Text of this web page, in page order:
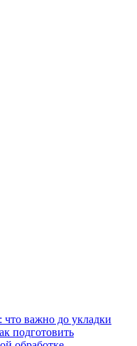
что важно до укладки
подготовить